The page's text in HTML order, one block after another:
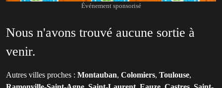
Événement sponsorisé
Nous n'avons trouvé aucune sortie à
venir.
Autres villes proches : Montauban, Colomiers, Toulouse,